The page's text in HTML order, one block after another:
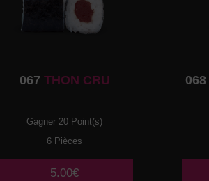
067 THON CRU
Gagner 20 Point(s)
6 Pièces
5.00€
068